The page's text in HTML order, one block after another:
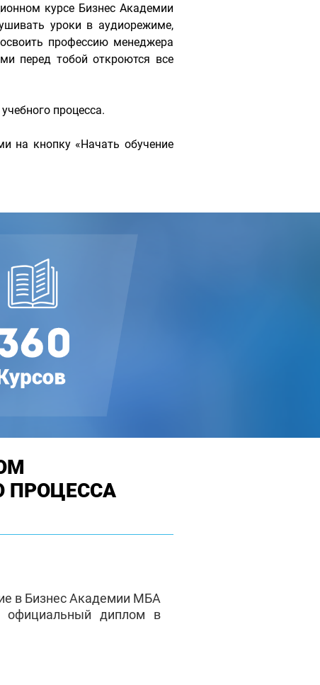
курсе Бизнес Академии
уроки в аудиорежиме,
профессию менеджера
перед тобой откроются все
процесса.
на кнопку «Начать обучение
ПРОЦЕССА
в Бизнес Академии МБА
официальный диплом в